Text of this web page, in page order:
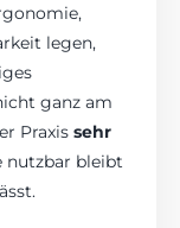
legen,
ganz am
Praxissehr
nutzbar bleibt